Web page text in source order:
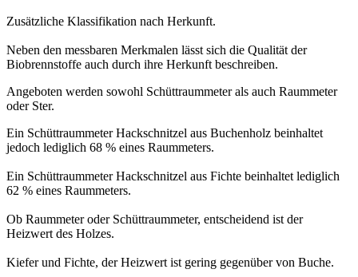
Zusätzliche Klassifikation nach Herkunft.
Neben den messbaren Merkmalen lässt sich die Qualität der
Biobrennstoffe auch durch ihre Herkunft beschreiben.
Angeboten werden sowohl Schüttraummeter als auch Raummeter
oder Ster.
Ein Schüttraummeter Hackschnitzel aus Buchenholz beinhaltet
jedoch lediglich 68 % eines Raummeters.
Ein Schüttraummeter Hackschnitzel aus Fichte beinhaltet lediglich
62 % eines Raummeters.
Ob Raummeter oder Schüttraummeter, entscheidend ist der
Heizwert des Holzes.
Kiefer und Fichte, der Heizwert ist gering gegenüber von Buche.